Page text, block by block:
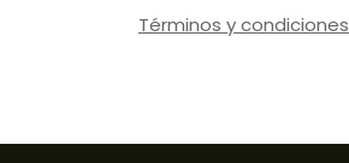
Términos y condiciones